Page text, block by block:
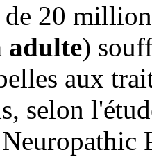
de 20
adulte)
aux
selon